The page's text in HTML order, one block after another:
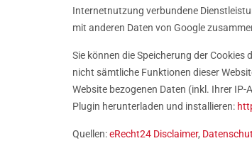
Internetnutzung verbundene
mit anderen Daten von Google
Sie können die Speicherung der
nicht sämtliche Funktionen dieser
Website bezogenen Daten (inkl. Ihrer
Plugin herunterladen und installieren:
Quellen:eRecht24 Disclaimer,